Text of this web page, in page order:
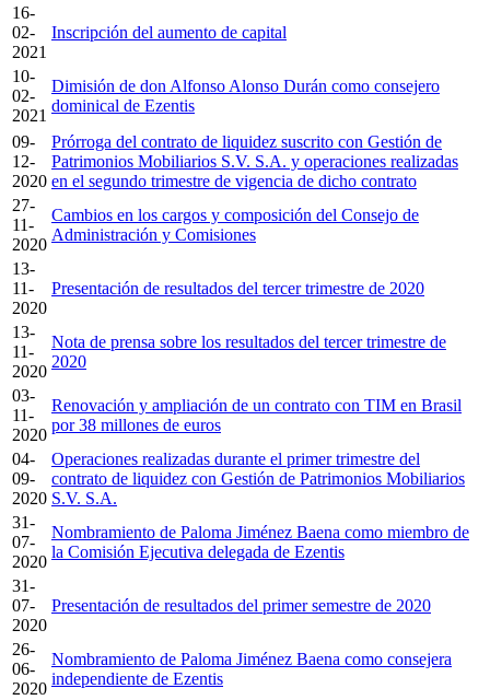
16-
02-
2021
Inscripción del aumento de capital
10-
02-
2021
Dimisión de don Alfonso Alonso Durán como consejero
dominical de Ezentis
09-
12-
2020
Prórroga del contrato de liquidez suscrito con Gestión de
Patrimonios Mobiliarios S.V. S.A. y operaciones realizadas
en el segundo trimestre de vigencia de dicho contrato
27-
11-
2020
Cambios en los cargos y composición del Consejo de
Administración y Comisiones
13-
11-
2020
Presentación de resultados del tercer trimestre de 2020
13-
11-
2020
Nota de prensa sobre los resultados del tercer trimestre de
2020
03-
11-
2020
Renovación y ampliación de un contrato con TIM en Brasil
por 38 millones de euros
04-
09-
2020
Operaciones realizadas durante el primer trimestre del
contrato de liquidez con Gestión de Patrimonios Mobiliarios
S.V. S.A.
31-
07-
2020
Nombramiento de Paloma Jiménez Baena como miembro de
la Comisión Ejecutiva delegada de Ezentis
31-
07-
2020
Presentación de resultados del primer semestre de 2020
26-
06-
2020
Nombramiento de Paloma Jiménez Baena como consejera
independiente de Ezentis